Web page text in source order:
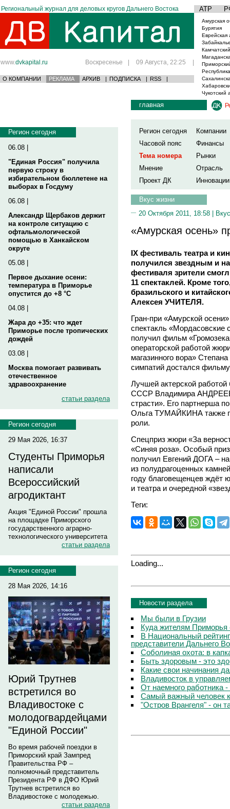
Региональный журнал для деловых кругов Дальнего Востока АТР
www.dvkapital.ru Воскресенье | 09 Августа, 22:25 |
О КОМПАНИИ РЕКЛАМА АРХИВ | ПОДПИСКА | RSS |
Амурская
Бурятия
Еврейская
Чукотский
Регион сегодня
06.08 |
"Единая Россия" получила
первую строку в
избирательном бюллетене на
выборах в Госдуму
06.08 |
Александр Щербаков держит
на контроле ситуацию с
офтальмологической
помощью в Ханкайском
округе
05.08 |
Первое дыхание осени:
температура в Приморье
опустится до +8 °C
04.08 |
Жара до +35: что ждет
Приморье после тропических
дождей
03.08 |
Москва помогает развивать
отечественное
здравоохранение
статьи раздела
Регион сегодня
29 Мая 2026, 16:37
Студенты Приморья
написали
Всероссийский
агродиктант
Акция "Единой России" прошла
на площадке Приморского
государственного аграрно-
технологического университета
статьи раздела
Регион сегодня
28 Мая 2026, 14:16
Юрий Трутнев
встретился во
Владивостоке с
молодогвардейцами
"Единой России"
Во время рабочей поездки в
Приморский край Зампред
Правительства РФ –
полномочный представитель
Президента РФ в ДФО Юрий
Трутнев встретился во
Владивостоке с молодежью.
статьи раздела
главная
Регион сегодня
Компании
Часовой пояс
Финансы
Тема номера
Рынки
Мнение
Отрасль
Проект ДК
Инновации
Вкус жизни
20 Октября 2011, 18:58 |
«Амурская осень»
IX фестиваль театра и
получился звездным и
фестиваля зрители
11 спектаклей. Кроме
бразильского и
Алексея УЧИТЕЛЯ.
Гран-при «Амурской
спектакль «Мордасовские
получил фильм
операторской работой
магазинного вора»
симпатий достался
Лучшей актерской работой
СССР Владимира
страсти». Его партнерша
Ольга ТУМАЙКИНА также
роли.
Спецприз жюри «За
«Синяя роза». Особый
получил Евгений ДОГА –
из полудрагоценных
году благовещенцев ждёт
и театра и очередной
Теги:
Loading...
Новости раздела
Мы были в Грузии
Куда жителям Приморья
В Национальный
представители Дальнего
Соболиная охота: в
Быть здоровым - это
Какие свои начинания
Владивосток в
От наемного работника
Самый важный человек
"Остров Врангеля" - он